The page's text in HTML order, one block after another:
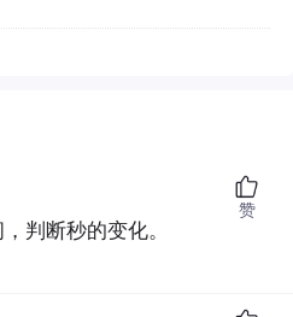
判断秒的变化。
赞